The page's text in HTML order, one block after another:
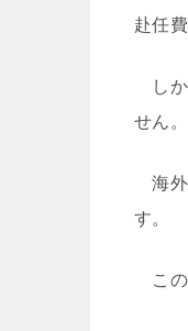
赴任
しか
せん。
海外
す。
この